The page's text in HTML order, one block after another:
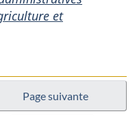
et
Page suivante